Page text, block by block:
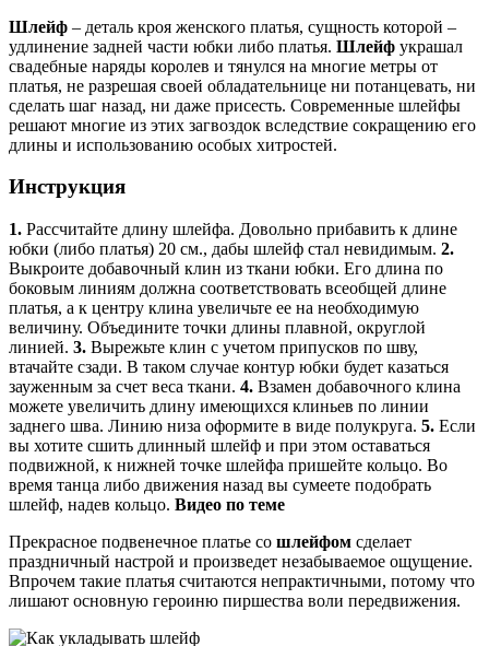
Шлейф – деталь кроя женского платья, сущность которой –
удлинение задней части юбки либо платья. Шлейф украшал
свадебные наряды королев и тянулся на многие метры от
платья, не разрешая своей обладательнице ни потанцевать, ни
сделать шаг назад, ни даже присесть. Современные шлейфы
решают многие из этих загвоздок вследствие сокращению его
длины и использованию особых хитростей.
Инструкция
1. Рассчитайте длину шлейфа. Довольно прибавить к длине
юбки (либо платья) 20 см., дабы шлейф стал невидимым. 2.
Выкроите добавочный клин из ткани юбки. Его длина по
боковым линиям должна соответствовать всеобщей длине
платья, а к центру клина увеличьте ее на необходимую
величину. Объедините точки длины плавной, округлой
линией. 3. Вырежьте клин с учетом припусков по шву,
втачайте сзади. В таком случае контур юбки будет казаться
зауженным за счет веса ткани. 4. Взамен добавочного клина
можете увеличить длину имеющихся клиньев по линии
заднего шва. Линию низа оформите в виде полукруга. 5. Если
вы хотите сшить длинный шлейф и при этом оставаться
подвижной, к нижней точке шлейфа пришейте кольцо. Во
время танца либо движения назад вы сумеете подобрать
шлейф, надев кольцо. Видео по теме
Прекрасное подвенечное платье со шлейфом сделает
праздничный настрой и произведет незабываемое ощущение.
Впрочем такие платья считаются непрактичными, потому что
лишают основную героиню пиршества воли передвижения.